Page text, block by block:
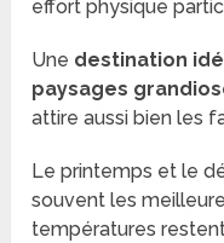
effort physique
Une destination
paysages
attire aussi bien les
Le printemps et le
souvent les
températures